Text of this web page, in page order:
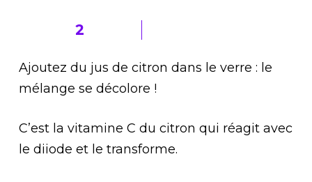
2
Ajoutez du jus de citron dans le verre : le
mélange se décolore !
C’est la vitamine C du citron qui réagit avec
le diiode et le transforme.